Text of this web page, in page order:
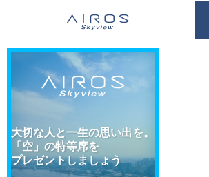
大切な人と一生の思い出を。
「空」の特等席を
プレゼントしましょう